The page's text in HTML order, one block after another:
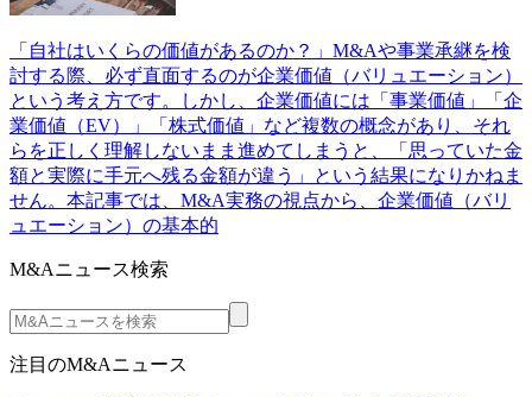
「自社はいくらの価値があるのか？」M&Aや事業承継を検
討する際、必ず直面するのが企業価値（バリュエーション）
という考え方です。しかし、企業価値には「事業価値」「企
業価値（EV）」「株式価値」など複数の概念があり、それ
らを正しく理解しないまま進めてしまうと、「思っていた金
額と実際に手元へ残る金額が違う」という結果になりかねま
せん。本記事では、M&A実務の視点から、企業価値（バリ
ュエーション）の基本的
M&Aニュース検索
注目のM&Aニュース